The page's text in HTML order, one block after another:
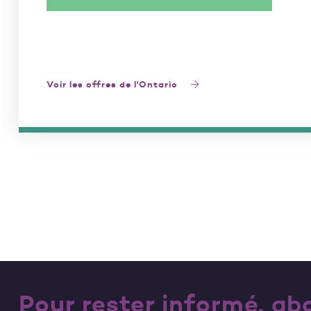
Voir les offres de l'Ontario
Pour rester informé,